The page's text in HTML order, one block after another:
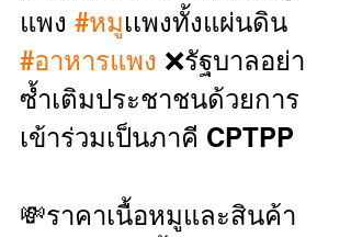
แพง #หมูเเพงทั้งแผ่นดิน
#อาหารแพง ❌รัฐบาลอย่า
ซ้ำเติมประชาชนด้วยการ
เข้าร่วมเป็นภาคี CPTPP
💸ราคาเนื้อหมูและสินค้า